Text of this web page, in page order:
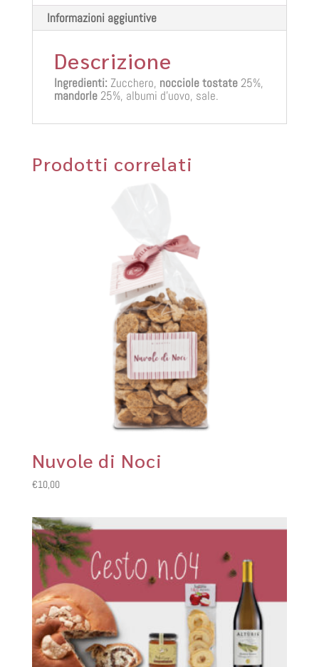
Informazioni aggiuntive
Descrizione
Ingredienti: Zucchero, nocciole tostate25%,
mandorle25%, albumi d’uovo, sale.
Prodotti correlati
Nuvole di Noci
€10,00